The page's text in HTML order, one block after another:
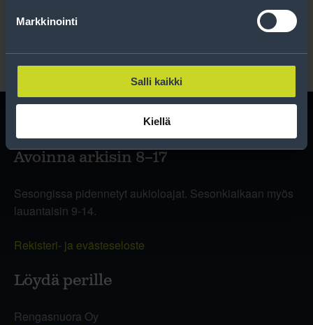
Markkinointi
Salli kaikki
Kiellä
Avoinna arkisin 8–17
Sesongissa pidennetyt aukioloajat. Sesonkiaikaan myös
lauantaisin 9-14.
Rekisteri- ja evästeseloste
Löydä perille
Rengasnuora Oy